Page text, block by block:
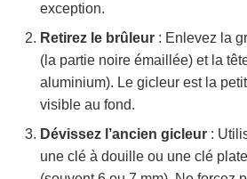
exception.
Retirez le brûleur : Enlevez la
(la partie noire émaillée) et la
aluminium). Le gicleur est la
visible au fond.
Dévissez l’ancien gicleur :
une clé à douille ou une clé